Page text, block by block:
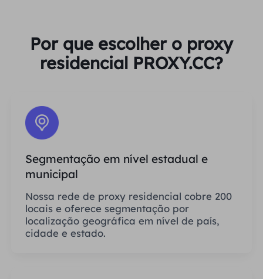
Por que escolher o proxy
residencial PROXY.CC?
Segmentação em nível estadual e
municipal
Nossa rede de proxy residencial cobre 200
locais e oferece segmentação por
localização geográfica em nível de país,
cidade e estado.